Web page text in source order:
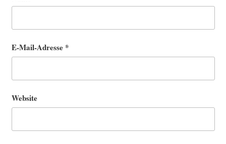
E-Mail-Adresse *
Website